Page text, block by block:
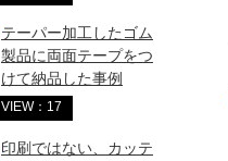
テーパー加工したゴム
製品に両面テープをつ
けて納品した事例
VIEW：17
印刷ではない、カッテ